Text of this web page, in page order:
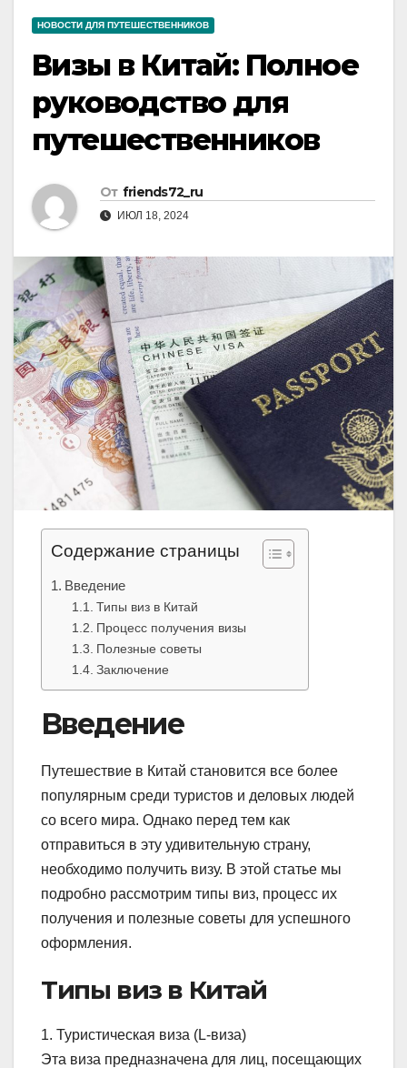
НОВОСТИ ДЛЯ ПУТЕШЕСТВЕННИКОВ
Визы в Китай: Полное
руководство для
путешественников
От friends72_ru
ИЮЛ 18, 2024
Содержание страницы
Введение
Типы виз в Китай
Процесс получения визы
Полезные советы
Заключение
Введение
Путешествие в Китай становится все более
популярным среди туристов и деловых людей
со всего мира. Однако перед тем как
отправиться в эту удивительную страну,
необходимо получить визу. В этой статье мы
подробно рассмотрим типы виз, процесс их
получения и полезные советы для успешного
оформления.
Типы виз в Китай
1. Туристическая виза (L-виза)
Эта виза предназначена для лиц, посещающих